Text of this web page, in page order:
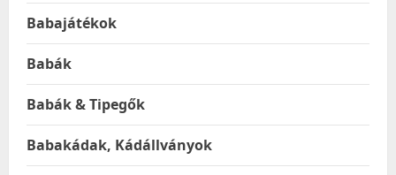
Babajátékok
Babák
Babák & Tipegők
Babakádak, Kádállványok